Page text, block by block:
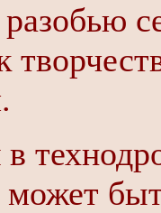
может